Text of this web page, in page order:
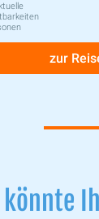
zur
könnte